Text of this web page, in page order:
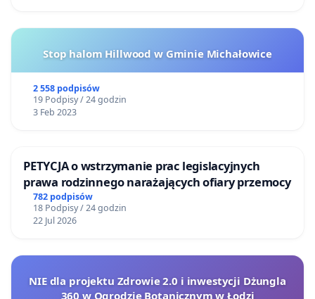
Stop halom Hillwood w Gminie Michałowice
2 558 podpisów
19 Podpisy / 24 godzin
3 Feb 2023
PETYCJA o wstrzymanie prac legislacyjnych
prawa rodzinnego narażających ofiary przemocy
782 podpisów
18 Podpisy / 24 godzin
22 Jul 2026
NIE dla projektu Zdrowie 2.0 i inwestycji Dżungla
360 w Ogrodzie Botanicznym w Łodzi